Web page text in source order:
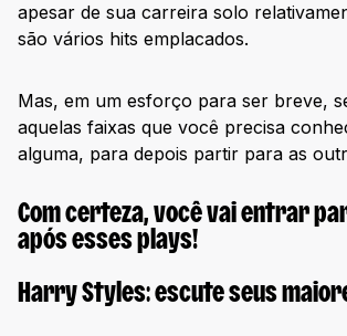
apesar de sua carreira solo
são vários hits emplacados.
Mas, em um esforço para ser breve,
aquelas faixas que você precisa
alguma, para depois partir para as
Com certeza, você vai entrar
após esses plays!
Harry Styles: escute seus